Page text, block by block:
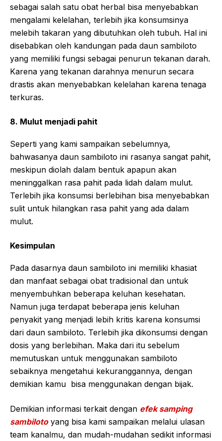
sebagai salah satu obat herbal bisa menyebabkan
mengalami kelelahan, terlebih jika konsumsinya
melebih takaran yang dibutuhkan oleh tubuh. Hal ini
disebabkan oleh kandungan pada daun sambiloto
yang memiliki fungsi sebagai penurun tekanan darah.
Karena yang tekanan darahnya menurun secara
drastis akan menyebabkan kelelahan karena tenaga
terkuras.
8. Mulut menjadi pahit
Seperti yang kami sampaikan sebelumnya,
bahwasanya daun sambiloto ini rasanya sangat pahit,
meskipun diolah dalam bentuk apapun akan
meninggalkan rasa pahit pada lidah dalam mulut.
Terlebih jika konsumsi berlebihan bisa menyebabkan
sulit untuk hilangkan rasa pahit yang ada dalam
mulut.
Kesimpulan
Pada dasarnya daun sambiloto ini memiliki khasiat
dan manfaat sebagai obat tradisional dan untuk
menyembuhkan beberapa keluhan kesehatan.
Namun juga terdapat beberapa jenis keluhan
penyakit yang menjadi lebih kritis karena konsumsi
dari daun sambiloto. Terlebih jika dikonsumsi dengan
dosis yang berlebihan. Maka dari itu sebelum
memutuskan untuk menggunakan sambiloto
sebaiknya mengetahui kekuranggannya, dengan
demikian kamu bisa menggunakan dengan bijak.
Demikian informasi terkait dengan efek samping
sambilotoyang bisa kami sampaikan melalui ulasan
team kanalmu, dan mudah-mudahan sedikit informasi